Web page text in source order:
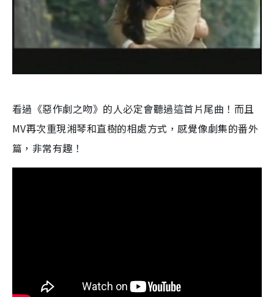
看過《惡作劇之吻》的人必定會聽過這首片尾曲！而且
MV再次重現湘琴和直樹的相處方式，感覺像劇集的番外
篇，非常有趣！